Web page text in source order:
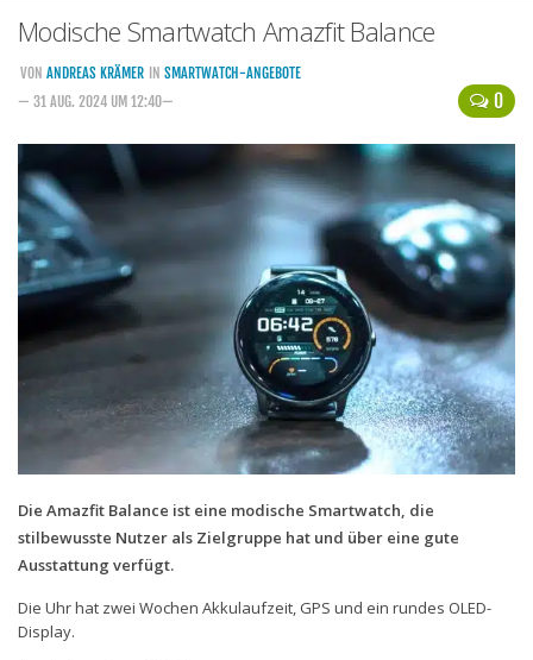
Kommende Smartwatches
Marken und Modelle
Handytarife
BASE
Datentarife
Smartphonetarife
Prepaid-Tarife
Datentarife
Flatrate-Prepaidtarife
Mobilfunk-Vergleichsrechner
Mobilfunk-Tarifrechner
Modische Smartwatch Amazfit Balance
0
VON ANDREAS KRÄMER IN SMARTWATCH-ANGEBOTE
— 31 AUG. 2024 UM 12:40—
Die Amazfit Balance ist eine modische Smartwatch, die
stilbewusste Nutzer als Zielgruppe hat und über eine gute
Ausstattung verfügt.
Die Uhr hat zwei Wochen Akkulaufzeit, GPS und ein rundes OLED-
Display.